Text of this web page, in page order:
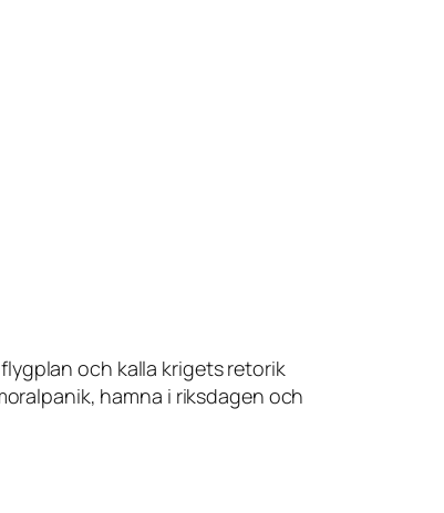
och kalla krigets retorik
hamna i riksdagen och